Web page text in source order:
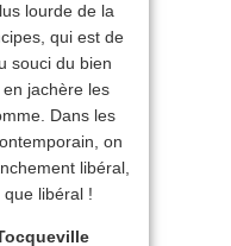
lourde de la
qui est de
souci du bien
jachère les
Dans les
on
libéral,
libéral !